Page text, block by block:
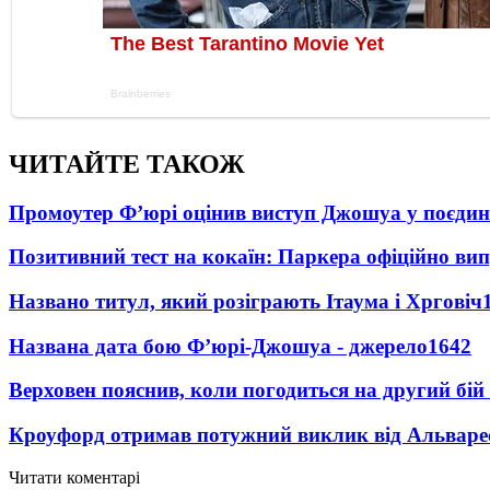
ЧИТАЙТЕ ТАКОЖ
Промоутер Ф’юрі оцінив виступ Джошуа у
Позитивний тест на кокаїн: Паркера офіційно
Названо титул, який розіграють Ітаума і Хрговіч
Названа дата бою Ф’юрі-Джошуа - джерело1642
Верховен пояснив, коли погодиться на другий
Кроуфорд отримав потужний виклик від
Читати коментарі